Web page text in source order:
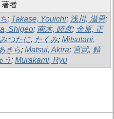
著者
; Takase, Youichi; 浅川, 滋男;
Shigeo; 南木, 睦彦; 金原, 正
みつたに, たくみ; Mitsutani,
きら; Matsui, Akira; 宮武, 頼
う ; Murakami, Ryu